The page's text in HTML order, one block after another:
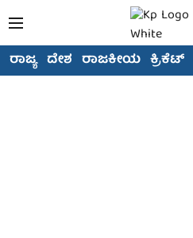
ರಾಜ್ಯ ದೇಶ ರಾಜಕೀಯ ಕ್ರಿಕೆಟ್